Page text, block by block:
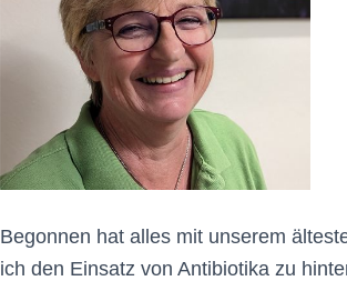
Begonnen hat alles mit unserem
ich den Einsatz von Antibiotika zu